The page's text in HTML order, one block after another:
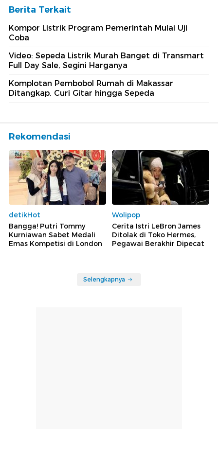
Berita Terkait
Kompor Listrik Program Pemerintah Mulai Uji
Coba
Video: Sepeda Listrik Murah Banget di Transmart
Full Day Sale, Segini Harganya
Komplotan Pembobol Rumah di Makassar
Ditangkap, Curi Gitar hingga Sepeda
Rekomendasi
detikHot
Bangga! Putri Tommy
Kurniawan Sabet Medali
Emas Kompetisi di London
Wolipop
Cerita Istri LeBron James
Ditolak di Toko Hermes,
Pegawai Berakhir Dipecat
Selengkapnya